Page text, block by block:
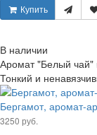
Купить
В наличии
Аромат "Белый чай"
Тонкий и
Бергамот, аромат-
3250 руб.